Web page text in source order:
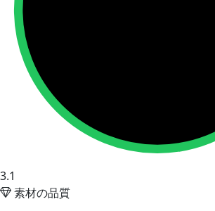
3.1
素材の品質